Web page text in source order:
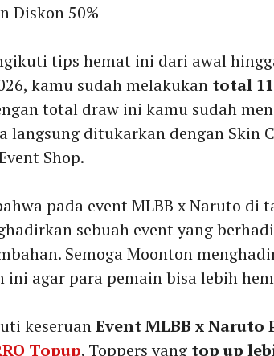
Diskon 50%
tips hemat ini dari awal
kamu sudah melakukan total
total draw ini kamu sudah
langsung ditukarkan dengan Skin
Shop.
pada event MLBB x Naruto di
sebuah event yang
Semoga Moonton
ini agar para pemain bisa lebih
keseruanEvent MLBB x Naruto
Topup. Toppers yang top up